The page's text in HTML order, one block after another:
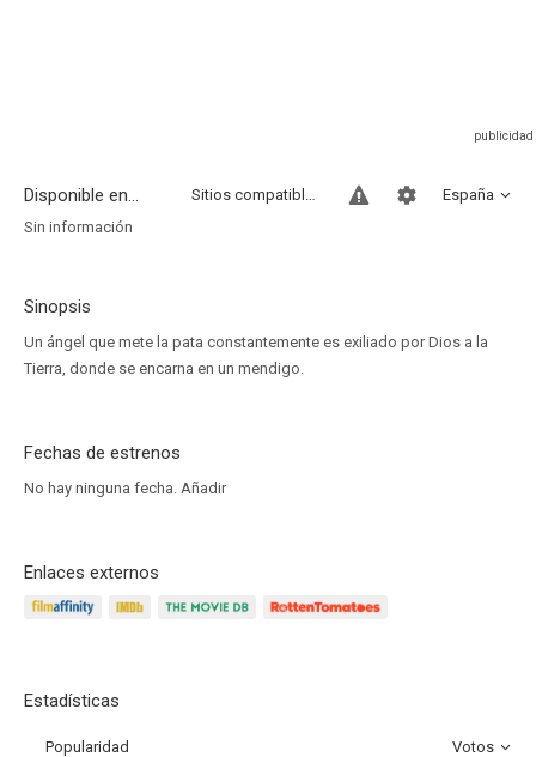
Disponible en... España
Sitios compatibles
Sin información
Sinopsis
Un ángel que mete la pata constantemente es exiliado por Dios a la
Tierra, donde se encarna en un mendigo.
Fechas de estrenos
No hay ninguna fecha. Añadir
Enlaces externos
Estadísticas
Popularidad Votos